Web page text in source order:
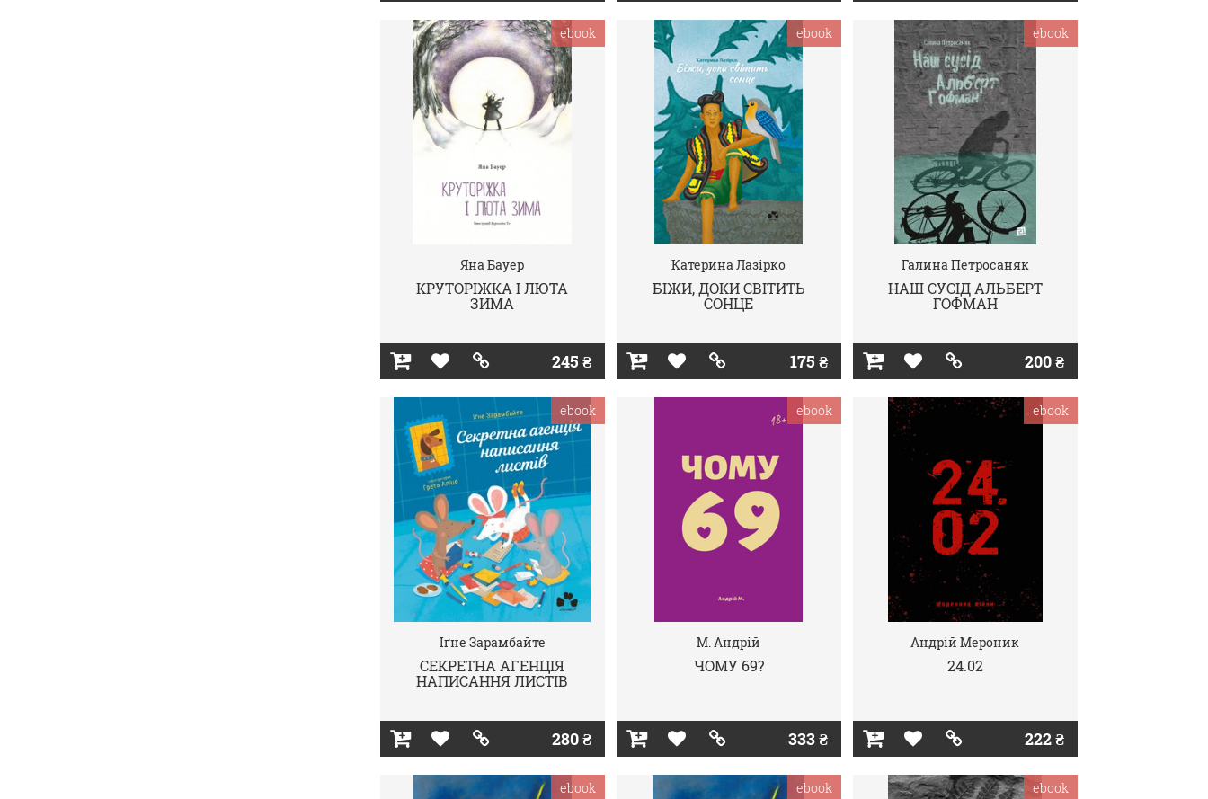
Яна Бауер
КРУТОРІЖКА І ЛЮТА
ЗИМА
245 ₴
ebook
Катерина Лазірко
БІЖИ, ДОКИ СВІТИТЬ
СОНЦЕ
175 ₴
ebook
Галина Петросаняк
НАШ СУСІД АЛЬБЕРТ
ГОФМАН
200 ₴
ebook
Іґне Зарамбайте
СЕКРЕТНА АГЕНЦІЯ
НАПИСАННЯ ЛИСТІВ
280 ₴
ebook
М. Андрій
ЧОМУ 69?
333 ₴
ebook
Андрій Мероник
24.02
222 ₴
ebook
ebook ebook ebook